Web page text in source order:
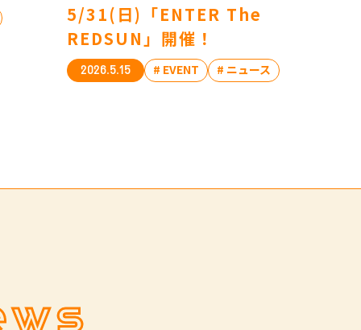
5/31(日)「ENTER The
REDSUN」開催！
2026.5.15 # EVENT # ニュース